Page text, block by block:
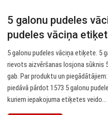
5 galonu pudeles
pudeles vāciņa
5 galonu pudeles vāciņa etiķete. 5
rievots aizvēršanas losjona sūknis
gab. Par produktu un
piedāvā pārdot 1573 5 galonu
kuriem iepakojuma etiķetes veido…